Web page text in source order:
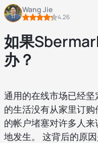
Wang Jie
4.26
如果
办？
通用的在线市场已经
的生活没有从家里订
的帐户堵塞对许多人
地发生。 这背后的原